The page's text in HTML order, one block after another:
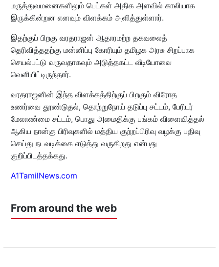
மருத்துவமனைகளிலும் பெட்கள் அதிக அளவில் காலியாக
இருக்கின்றன எனவும் விளக்கம் அளித்துள்ளார்.
இதற்குப் பிறகு வரதராஜன் ஆதாரமற்ற தகவலைத்
தெரிவித்ததற்கு மன்னிப்பு கோரியும் தமிழக அரசு சிறப்பாக
செயல்பட்டு வருவதாகவும் அடுத்தகட்ட வீடியோவை
வெளியிட்டிருந்தார்.
வரதராஜனின் இந்த விளக்கத்திற்குப் பிறகும் விரோத
உணர்வை தூண்டுதல், தொற்றுநோய் தடுப்பு சட்டம், பேரிடர்
மேலாண்மை சட்டம், பொது அமைதிக்கு பங்கம் விளைவித்தல்
ஆகிய நான்கு பிரிவுகளில் மத்திய குற்றப்பிரிவு வழக்கு பதிவு
செய்து நடவடிக்கை எடுத்து வருகிறது என்பது
குறிப்பிடத்தக்கது.
A1TamilNews.com
From around the web